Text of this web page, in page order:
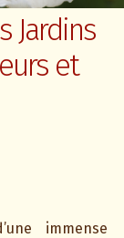
Jardins
et
immense